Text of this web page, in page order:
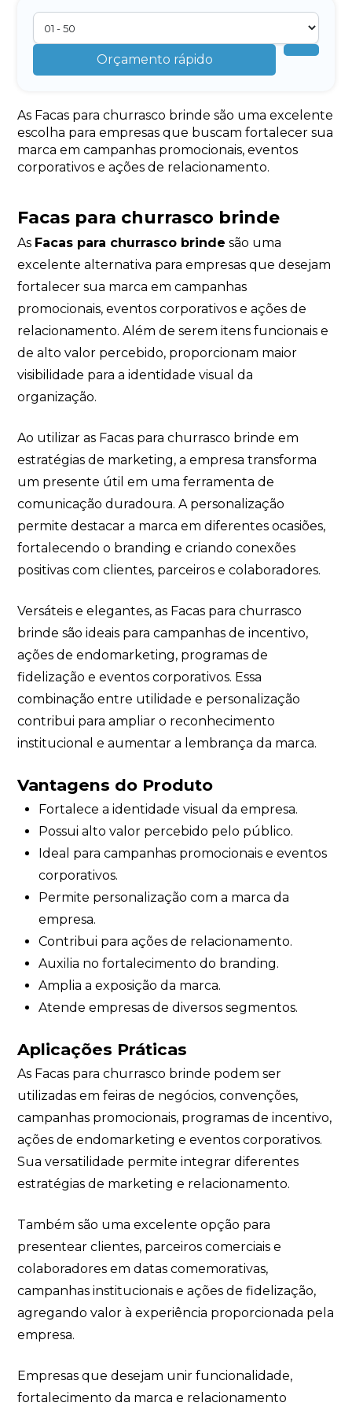
Orçamento rápido
As Facas para churrasco brinde são uma excelente
escolha para empresas que buscam fortalecer sua
marca em campanhas promocionais, eventos
corporativos e ações de relacionamento.
Facas para churrasco brinde
As Facas para churrasco brinde são uma
excelente alternativa para empresas que desejam
fortalecer sua marca em campanhas
promocionais, eventos corporativos e ações de
relacionamento. Além de serem itens funcionais e
de alto valor percebido, proporcionam maior
visibilidade para a identidade visual da
organização.
Ao utilizar as Facas para churrasco brinde em
estratégias de marketing, a empresa transforma
um presente útil em uma ferramenta de
comunicação duradoura. A personalização
permite destacar a marca em diferentes ocasiões,
fortalecendo o branding e criando conexões
positivas com clientes, parceiros e colaboradores.
Versáteis e elegantes, as Facas para churrasco
brinde são ideais para campanhas de incentivo,
ações de endomarketing, programas de
fidelização e eventos corporativos. Essa
combinação entre utilidade e personalização
contribui para ampliar o reconhecimento
institucional e aumentar a lembrança da marca.
Vantagens do Produto
Fortalece a identidade visual da empresa.
Possui alto valor percebido pelo público.
Ideal para campanhas promocionais e eventos
corporativos.
Permite personalização com a marca da
empresa.
Contribui para ações de relacionamento.
Auxilia no fortalecimento do branding.
Amplia a exposição da marca.
Atende empresas de diversos segmentos.
Aplicações Práticas
As Facas para churrasco brinde podem ser
utilizadas em feiras de negócios, convenções,
campanhas promocionais, programas de incentivo,
ações de endomarketing e eventos corporativos.
Sua versatilidade permite integrar diferentes
estratégias de marketing e relacionamento.
Também são uma excelente opção para
presentear clientes, parceiros comerciais e
colaboradores em datas comemorativas,
campanhas institucionais e ações de fidelização,
agregando valor à experiência proporcionada pela
empresa.
Empresas que desejam unir funcionalidade,
fortalecimento da marca e relacionamento